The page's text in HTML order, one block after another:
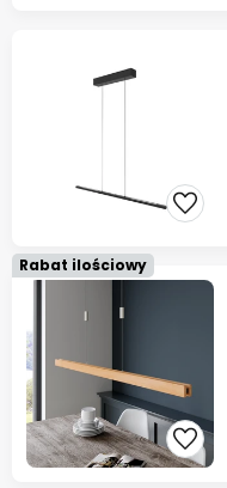
Rabat ilościowy